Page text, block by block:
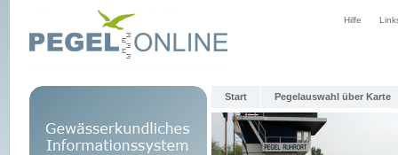
Hilfe
Start Pegelauswahl über Karte